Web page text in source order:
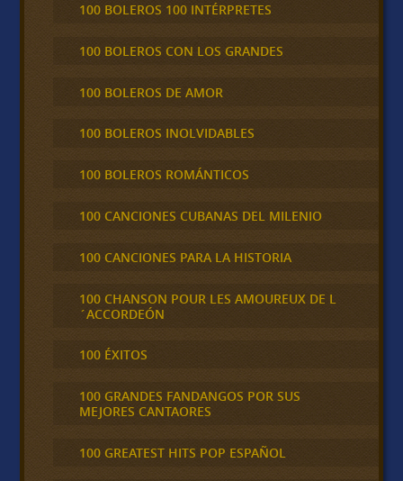
100 BOLEROS 100 INTÉRPRETES
100 BOLEROS CON LOS GRANDES
100 BOLEROS DE AMOR
100 BOLEROS INOLVIDABLES
100 BOLEROS ROMÁNTICOS
100 CANCIONES CUBANAS DEL MILENIO
100 CANCIONES PARA LA HISTORIA
100 CHANSON POUR LES AMOUREUX DE L
´ACCORDEÓN
100 ÉXITOS
100 GRANDES FANDANGOS POR SUS
MEJORES CANTAORES
100 GREATEST HITS POP ESPAÑOL